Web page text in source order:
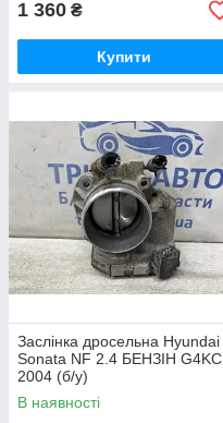
1 360 ₴
Купити
Заслінка дросельна Hyundai
Sonata NF 2.4 БЕНЗІН G4KC
2004 (б/у)
В наявності